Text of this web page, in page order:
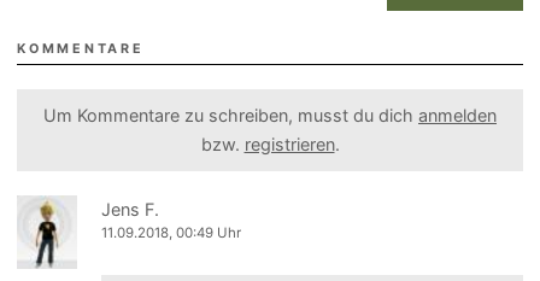
KOMMENTARE
Um Kommentare zu schreiben, musst du dich anmelden
bzw. registrieren.
Jens F.
11.09.2018, 00:49 Uhr